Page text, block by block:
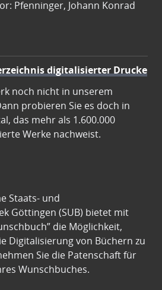
Pfenninger, Johann Konrad
digitalisierter Drucke
noch nicht in unserem
probieren Sie es doch in
das mehr als 1.600.000
Werke nachweist.
Staats- und
Göttingen (SUB) bietet mit
die Möglichkeit,
Digitalisierung von Büchern zu
Sie die Patenschaft für
Wunschbuches.